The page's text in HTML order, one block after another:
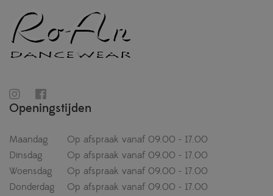
Openingstijden
Maandag
Op afspraak vanaf 09.00 - 17.00
Dinsdag
Op afspraak vanaf 09.00 - 17.00
Woensdag
Op afspraak vanaf 09.00 - 17.00
Donderdag
Op afspraak vanaf 09.00 - 17.00